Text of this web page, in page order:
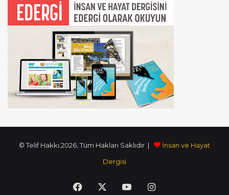
© Telif Hakkı 2026, Tüm Hakları Saklıdır |
İnsan ve Hayat
Dergisi
Facebook YouTubeInstagram